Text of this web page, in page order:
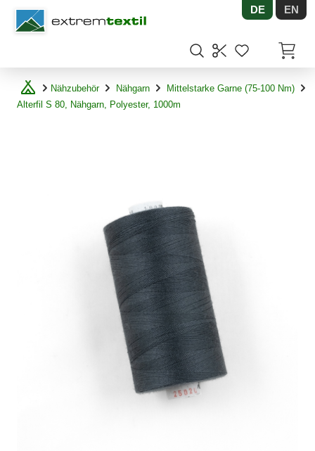
Shopware DE EN
Nähzubehör Nähgarn
Mittelstarke Garne (75-100 Nm)
Alterfil S 80, Nähgarn, Polyester, 1000m